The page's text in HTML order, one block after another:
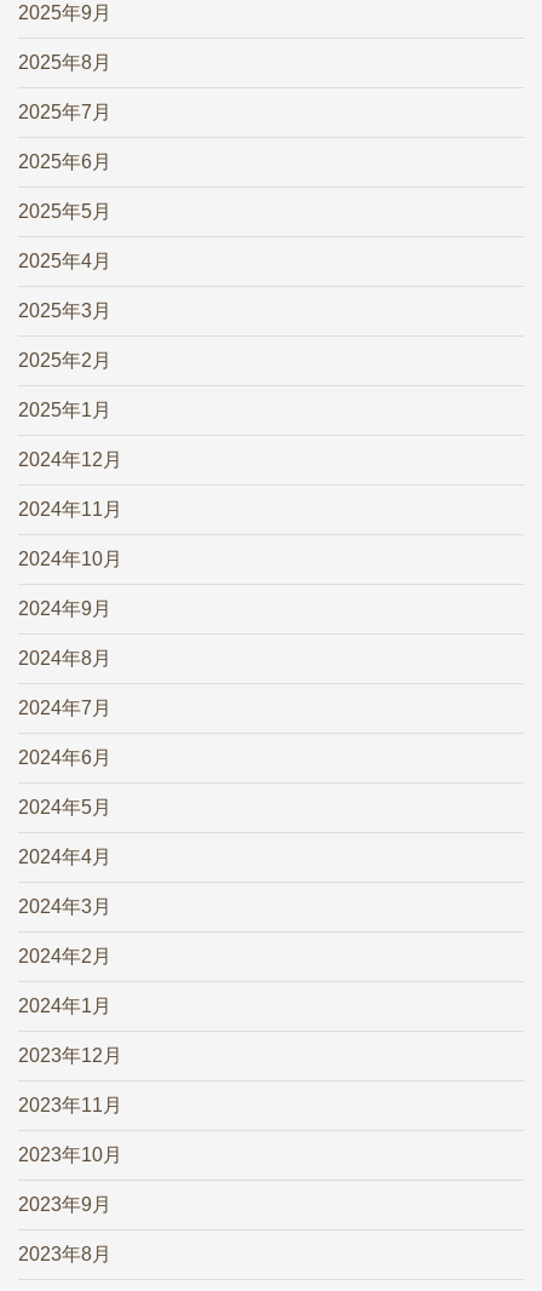
2025年9月
2025年8月
2025年7月
2025年6月
2025年5月
2025年4月
2025年3月
2025年2月
2025年1月
2024年12月
2024年11月
2024年10月
2024年9月
2024年8月
2024年7月
2024年6月
2024年5月
2024年4月
2024年3月
2024年2月
2024年1月
2023年12月
2023年11月
2023年10月
2023年9月
2023年8月